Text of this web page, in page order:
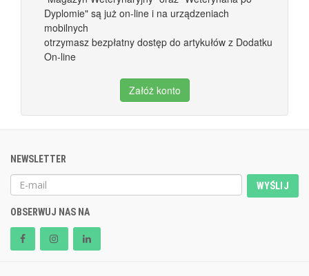
Dyplomie" są już on-line i na urządzeniach
mobilnych
otrzymasz bezpłatny dostęp do artykułów z Dodatku
On-line
Załóż konto
NEWSLETTER
WYŚLIJ
OBSERWUJ NAS NA